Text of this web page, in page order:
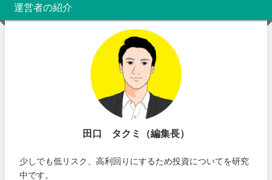
運営者の紹介
田口 タクミ（編集長）
少しでも低リスク、高利回りにするため投資についてを研究
中です。